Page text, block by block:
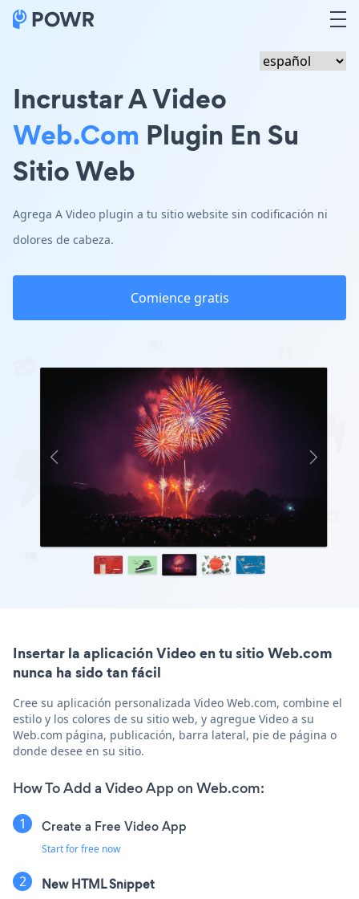
Incrustar A Video
Web.com Plugin En Su
Sitio Web
Agrega A Video plugin a tu sitio website sin codificación ni
dolores de cabeza.
Comience gratis
Insertar la aplicación Video en tu sitio Web.com
nunca ha sido tan fácil
Cree su aplicación personalizada Video Web.com, combine el
estilo y los colores de su sitio web, y agregue Video a su
Web.com página, publicación, barra lateral, pie de página o
donde desee en su sitio.
How To Add a Video App on Web.com:
Create a Free Video App
Start for free now
New HTML Snippet